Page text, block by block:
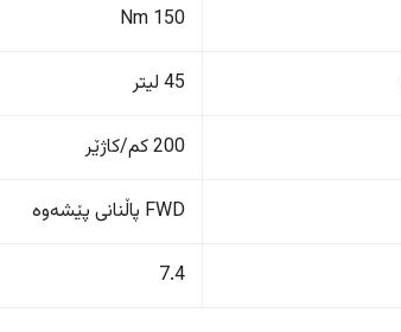
150 Nm
45 لیتر
200 کم/کاژێر
FWD پاڵنانی پێشەوە
7.4